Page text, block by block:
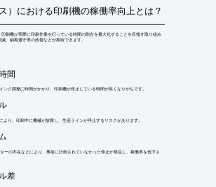
ウンロードしていただくか、お問い合わせく
）における印刷機の稼働率向上とは？
刷機が実際に印刷作業を行っている時間の割合を最大化することを目指す取り組み
、納期遵守率の改善などが期待できます。
間
ンク調整に時間がかかり、印刷機が停止している時間が長くなりがちです。
より、印刷中に機械が故障し、生産ラインが停止するリスクがあります。
ーの不在などにより、事前に計画されていなかった停止が発生し、稼働率を低下さ
差